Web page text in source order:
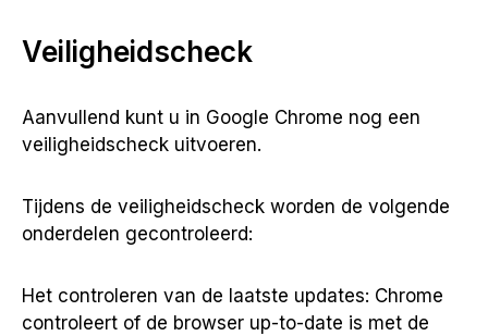
Veiligheidscheck
Aanvullend kunt u in Google Chrome nog een
veiligheidscheck uitvoeren.
Tijdens de veiligheidscheck worden de volgende
onderdelen gecontroleerd:
Het controleren van de laatste updates: Chrome
controleert of de browser up-to-date is met de